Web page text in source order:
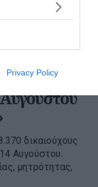
Privacy Policy
56,7
δικαιούχους
Αυγούστου.
μητρότητας,